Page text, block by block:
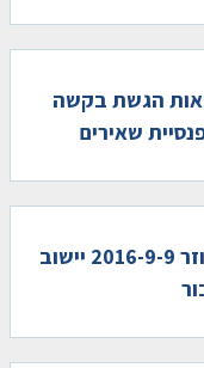
הגשת בקשה
שאירים
טבלת מועדים בהתאם לחוזר 2016-9-9 יישוב